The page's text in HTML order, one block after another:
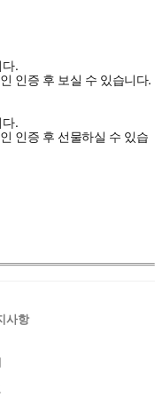
.
인증 후 보실 수 있습니다.
.
인증 후 선물하실 수 있습
사항